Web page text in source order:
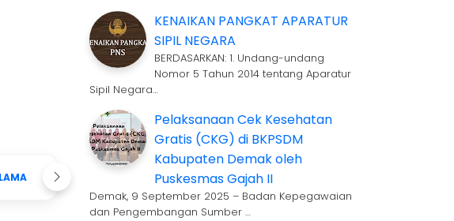
KENAIKAN PANGKAT APARATUR
SIPIL NEGARA
BERDASARKAN: 1. Undang-undang
Nomor 5 Tahun 2014 tentang Aparatur
Sipil Negara…
Pelaksanaan Cek Kesehatan
Gratis (CKG) di BKPSDM
Kabupaten Demak oleh
Puskesmas Gajah II
Demak, 9 September 2025 – Badan Kepegawaian
dan Pengembangan Sumber …